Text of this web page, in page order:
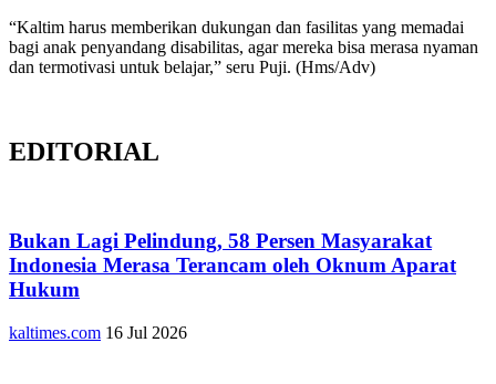
“Kaltim harus memberikan dukungan dan fasilitas yang memadai
bagi anak penyandang disabilitas, agar mereka bisa merasa nyaman
dan termotivasi untuk belajar,” seru Puji. (Hms/Adv)
EDITORIAL
Bukan Lagi Pelindung, 58 Persen Masyarakat
Indonesia Merasa Terancam oleh Oknum Aparat
Hukum
kaltimes.com 16 Jul 2026